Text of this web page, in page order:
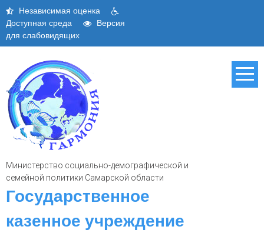
Skip
content
Независимая оценка
Доступная среда
Версия
для слабовидящих
Министерство социально-демографической и
семейной политики Самарской области
Государственное
казенное учреждение